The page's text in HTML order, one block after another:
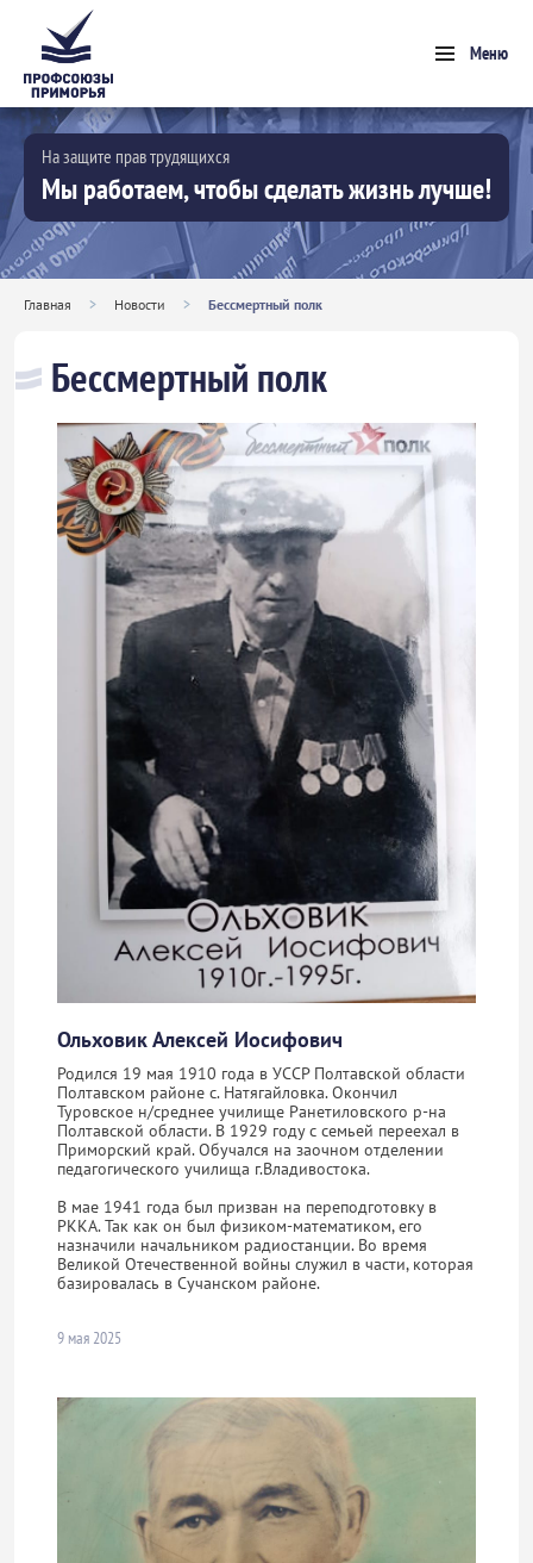
Меню
На защите прав трудящихся
Мы работаем, чтобы сделать жизнь лучше!
Главная > Новости > Бессмертный полк
Бессмертный полк
Ольховик Алексей Иосифович
Родился 19 мая 1910 года в УССР Полтавской области
Полтавском районе с. Натягайловка. Окончил
Туровское н/среднее училище Ранетиловского р-на
Полтавской области. В 1929 году с семьей переехал в
Приморский край. Обучался на заочном отделении
педагогического училища г.Владивостока.
В мае 1941 года был призван на переподготовку в
РККА. Так как он был физиком-математиком, его
назначили начальником радиостанции. Во время
Великой Отечественной войны служил в части, которая
базировалась в Сучанском районе.
9 мая 2025